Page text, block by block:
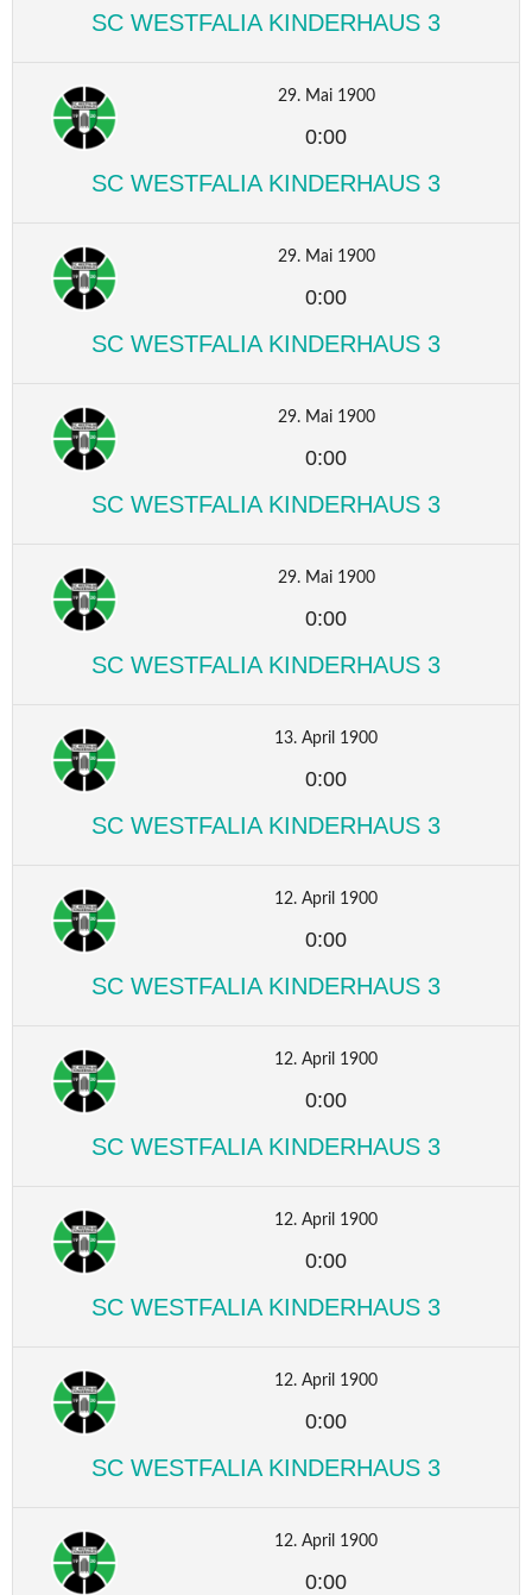
SC WESTFALIA KINDERHAUS 3
29. Mai 1900
0:00
SC WESTFALIA KINDERHAUS 3
29. Mai 1900
0:00
SC WESTFALIA KINDERHAUS 3
29. Mai 1900
0:00
SC WESTFALIA KINDERHAUS 3
29. Mai 1900
0:00
SC WESTFALIA KINDERHAUS 3
13. April 1900
0:00
SC WESTFALIA KINDERHAUS 3
12. April 1900
0:00
SC WESTFALIA KINDERHAUS 3
12. April 1900
0:00
SC WESTFALIA KINDERHAUS 3
12. April 1900
0:00
SC WESTFALIA KINDERHAUS 3
12. April 1900
0:00
SC WESTFALIA KINDERHAUS 3
12. April 1900
0:00